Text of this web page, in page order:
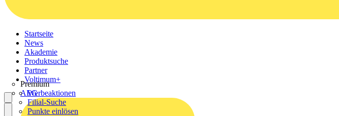
Startseite
News
Akademie
Produktsuche
Partner
Premium
AEG
Voltimum+
Werbeaktionen
Filial-Suche
Punkte einlösen